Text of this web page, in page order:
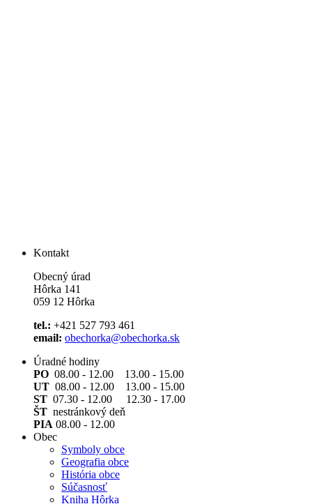
Kontakt
Obecný úrad
Hôrka 141
059 12 Hôrka
tel.: +421 527 793 461
email: obechorka@obechorka.sk
Úradné hodiny
PO 08.00 - 12.00 13.00 - 15.00
UT 08.00 - 12.00 13.00 - 15.00
ST 07.30 - 12.00 12.30 - 17.00
ŠT nestránkový deň
PIA 08.00 - 12.00
Obec
Symboly obce
Geografia obce
História obce
Súčasnosť
Kniha Hôrka